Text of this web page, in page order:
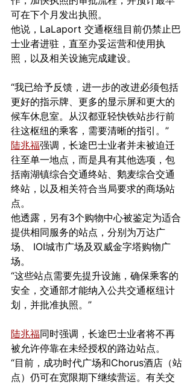
可在下个月发出执照。
他说，LaLaport 交通枢纽目前仍禁止巴
士业者进驻，直至办妥运营和使用执
照，以及相关设施完成建设。
“我已给予反馈，进一步的改进必须包括
更好的指示牌、更多的显示屏和更大的
候车休息室。从汉都亚轻快铁站步行前
往这枢纽的乘客，需要清晰的指引。”
陆兆福强调，长途巴士业者并未被迫迁
往至单一地点，而是具有其他选项，包
括南湖镇综合交通终站、鹅麦综合交通
终站，以及相关符合当局要求的商场站
点。
他透露，另有3个购物中心被鉴定为适合
提供相同服务的站点，分别为万达广
场、 IOI城市广场及双威金字塔购物广
场。
“这些站点需要先提升设施，确保乘客的
安全，交通部才能纳入公共交通枢纽计
划，并批准执照。”
陆兆福同时强调，长途巴士业者将不再
被允许停靠在未经授权的路边站点。
“目前，成功时代广场和Chorus酒店（站
点）仍可在宽限期下继续营运。有关交